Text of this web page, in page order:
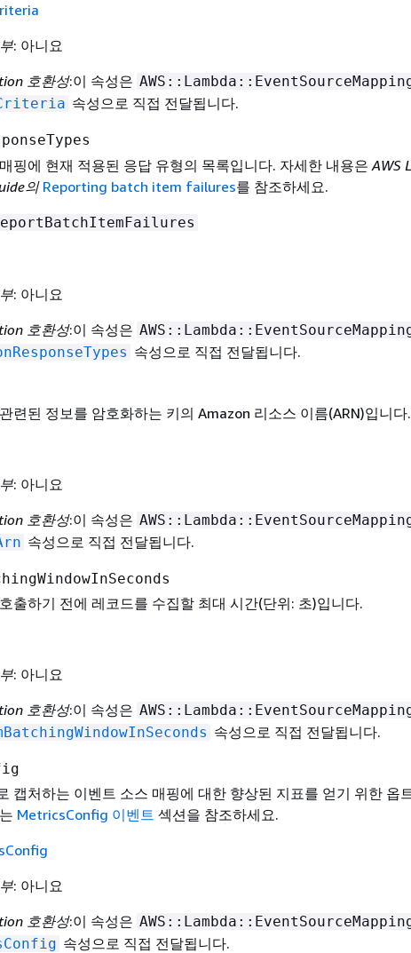
: 아니요
호환성:이 속성은
속성으로 직접 전달됩니다.
핑에 현재 적용된 응답 유형의 목록입니다. 자세한 내용은 AWS
의 Reporting batch item failures를 참조하세요.
: 아니요
호환성:이 속성은
속성으로 직접 전달됩니다.
련된 정보를 암호화하는 키의 Amazon 리소스 이름(ARN)입니다.
: 아니요
호환성:이 속성은
속성으로 직접 전달됩니다.
출하기 전에 레코드를 수집할 최대 시간(단위: 초)입니다.
: 아니요
호환성:이 속성은
속성으로 직접 전달됩니다.
캡처하는 이벤트 소스 매핑에 대한 향상된 지표를 얻기 위한 옵
MetricsConfig 이벤트 섹션을 참조하세요.
: 아니요
호환성:이 속성은
속성으로 직접 전달됩니다.